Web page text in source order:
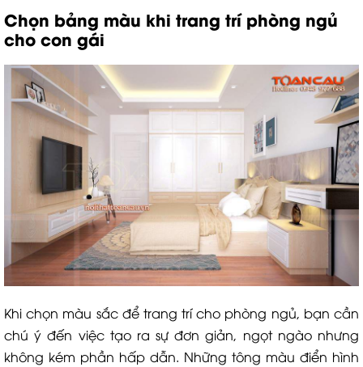
Chọn bảng màu khi trang trí phòng ngủ
cho con gái
Khi chọn màu sắc để trang trí cho phòng ngủ, bạn cần
chú ý đến việc tạo ra sự đơn giản, ngọt ngào nhưng
không kém phần hấp dẫn. Những tông màu điển hình